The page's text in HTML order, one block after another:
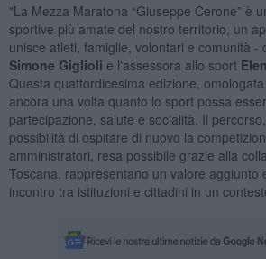
"La Mezza Maratona “Giuseppe Cerone” è
sportive più amate del nostro territorio, un
unisce atleti, famiglie, volontari e comunità -
Simone Giglioli e l'assessora allo sport
Questa quattordicesima edizione,
ancora una volta quanto lo sport possa
partecipazione, salute e socialità. Il
possibilità di ospitare di nuovo la
amministratori, resa possibile grazie alla
Toscana, rappresentano un valore aggiunto
incontro tra istituzioni e cittadini in un